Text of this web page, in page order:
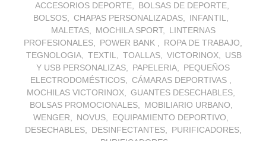
ACCESORIOS DEPORTE
BOLSAS DE DEPORTE
BOLSOS
CHAPAS PERSONALIZADAS
INFANTIL
MALETAS
MOCHILA SPORT
LINTERNAS
PROFESIONALES
POWER BANK
ROPA DE TRABAJO
TEGNOLOGIA
TEXTIL TOALLAS VICTORINOX
USB
Y USB PERSONALIZAS
PAPELERIA
PEQUEÑOS
ELECTRODOMÉSTICOS
CÁMARAS DEPORTIVAS
MOCHILAS VICTORINOX
GUANTES DESECHABLES
BOLSAS PROMOCIONALES
MOBILIARIO URBANO
WENGER
NOVUS
EQUIPAMIENTO DEPORTIVO
DESECHABLES
DESINFECTANTES
PURIFICADORES